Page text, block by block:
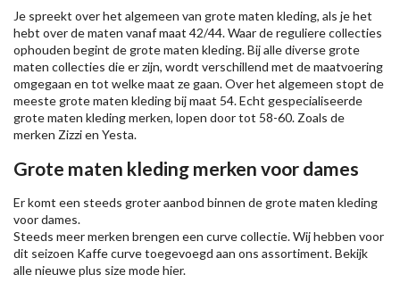
Je spreekt over het algemeen van grote maten kleding, als je het
hebt over de maten vanaf maat 42/44. Waar de reguliere collecties
ophouden begint de grote maten kleding. Bij alle diverse grote
maten collecties die er zijn, wordt verschillend met de maatvoering
omgegaan en tot welke maat ze gaan. Over het algemeen stopt de
meeste grote maten kleding bij maat 54. Echt gespecialiseerde
grote maten kleding merken, lopen door tot 58-60. Zoals de
merken Zizzien Yesta.
Grote maten kleding merken voor dames
Er komt een steeds groter aanbod binnen de grote maten kleding
voor dames.
Steeds meer merken brengen een curve collectie. Wij hebben voor
dit seizoen Kaffecurve toegevoegd aan ons assortiment. Bekijk
alle nieuweplus size modehier.